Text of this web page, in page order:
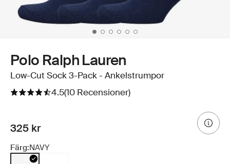
Polo Ralph Lauren
Low-Cut Sock 3-Pack - Ankelstrumpor
4.5(10 Recensioner)
325 kr
Färg:NAVY